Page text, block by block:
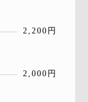
2,200円
2,000円